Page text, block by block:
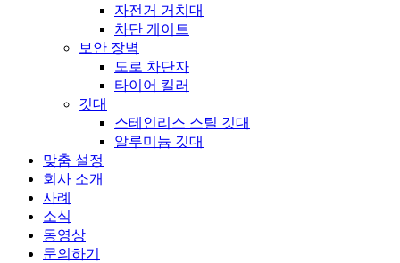
자전거 거치대
차단 게이트
보안 장벽
도로 차단자
타이어 킬러
깃대
스테인리스 스틸 깃대
알루미늄 깃대
맞춤 설정
회사 소개
사례
소식
동영상
문의하기